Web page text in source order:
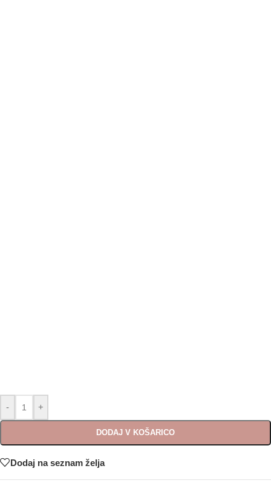
- +
DODAJ V KOŠARICO
Dodaj na seznam želja